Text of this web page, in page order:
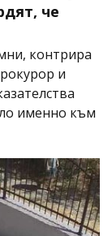
че
контрира
и
именно към